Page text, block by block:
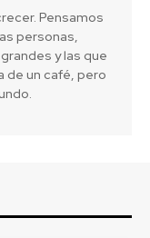
Pensamos
personas,
y las que
de un café, pero